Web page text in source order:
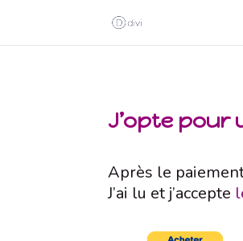
J’opte pour
Après le
J’ai lu et j’accepte